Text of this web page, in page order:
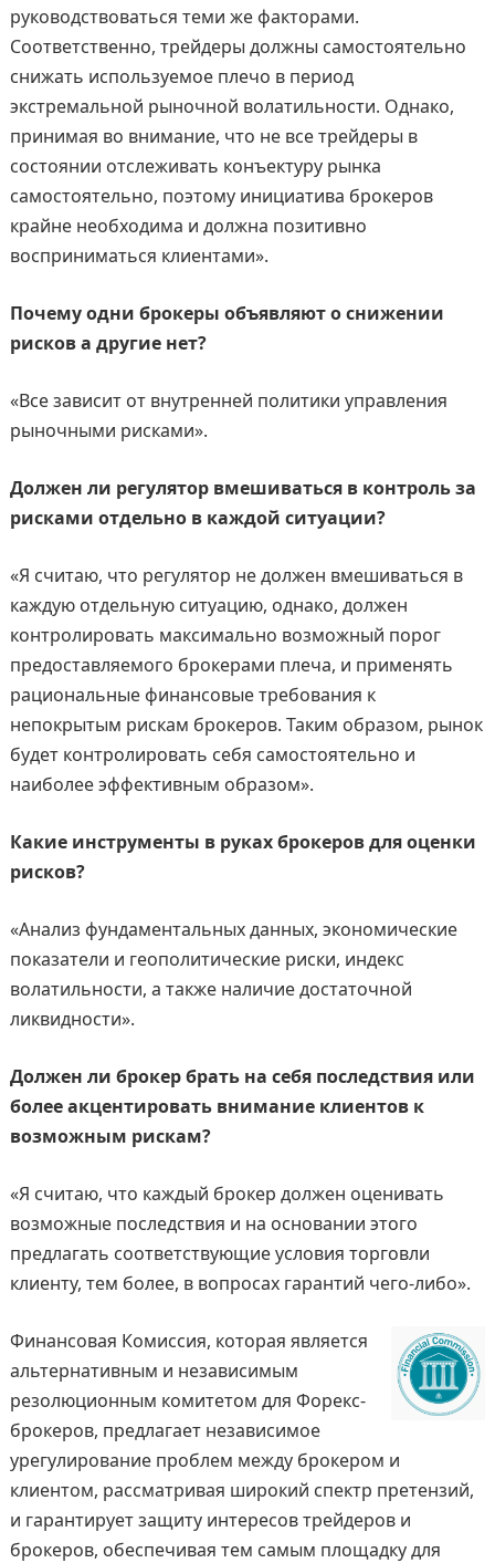
руководствоваться теми же факторами.
Соответственно, трейдеры должны самостоятельно
снижать используемое плечо в период
экстремальной рыночной волатильности. Однако,
принимая во внимание, что не все трейдеры в
состоянии отслеживать конъектуру рынка
самостоятельно, поэтому инициатива брокеров
крайне необходима и должна позитивно
восприниматься клиентами».
Почему одни брокеры объявляют о снижении
рисков а другие нет?
«Все зависит от внутренней политики управления
рыночными рисками».
Должен ли регулятор вмешиваться в контроль за
рисками отдельно в каждой ситуации?
«Я считаю, что регулятор не должен вмешиваться в
каждую отдельную ситуацию, однако, должен
контролировать максимально возможный порог
предоставляемого брокерами плеча, и применять
рациональные финансовые требования к
непокрытым рискам брокеров. Таким образом, рынок
будет контролировать себя самостоятельно и
наиболее эффективным образом».
Какие инструменты в руках брокеров для оценки
рисков?
«Анализ фундаментальных данных, экономические
показатели и геополитические риски, индекс
волатильности, а также наличие достаточной
ликвидности».
Должен ли брокер брать на себя последствия или
более акцентировать внимание клиентов к
возможным рискам?
«Я считаю, что каждый брокер должен оценивать
возможные последствия и на основании этого
предлагать соответствующие условия торговли
клиенту, тем более, в вопросах гарантий чего-либо».
Финансовая Комиссия, которая является
альтернативным и независимым
резолюционным комитетом для Форекс-
брокеров, предлагает независимое
урегулирование проблем между брокером и
клиентом, рассматривая широкий спектр претензий,
и гарантирует защиту интересов трейдеров и
брокеров, обеспечивая тем самым площадку для